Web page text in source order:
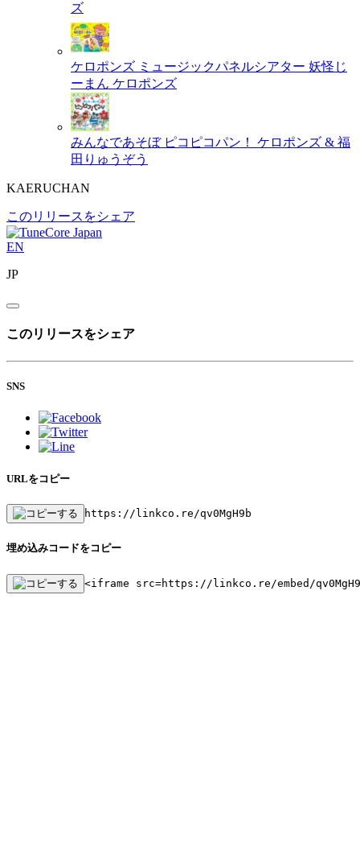
ズ
ケロポンズ ミュージックパネルシアター 妖怪じ
ーまん ケロポンズ
みんなであそぼ ピコピコパン！
ケロポンズ & 福
田りゅうぞう
KAERUCHAN
このリリースをシェア
EN
JP
このリリースをシェア
SNS
URLをコピー
https://linkco.re/qv0MgH9b
埋め込みコードをコピー
<iframe src=https://linkco.re/embed/